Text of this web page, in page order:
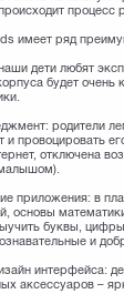
имеет ряд
дети любят
будет
родители
и провоцировать
отключена
приложения: в
основы
буквы,
и
интерфейса:
аксессуаров –